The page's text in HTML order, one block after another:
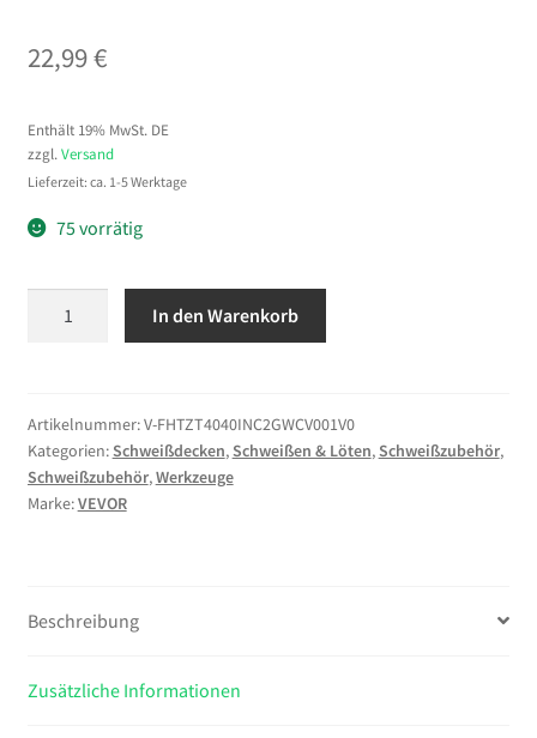
22,99€
Enthält 19% MwSt. DE
zzgl. Versand
Lieferzeit: ca. 1-5 Werktage
75 vorrätig
flammhemmende
Schweißdecke
aus
Carbonfilz,
°C
Brandschutzdecke,
In den Warenkorb
Artikelnummer:V-FHTZT4040INC2GWCV001V0
Kategorien:Schweißdecken,Schweißen & Löten,Schweißzubehör,
Schweißzubehör,Werkzeuge
Marke:VEVOR
Beschreibung
Zusätzliche Informationen